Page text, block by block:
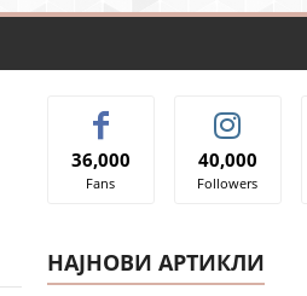
36,000
Fans
40,000
Followers
НАЈНОВИ АРТИКЛИ